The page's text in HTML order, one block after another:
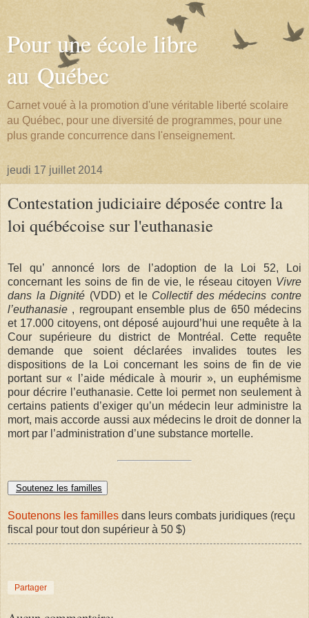
Pour une école libre
au Québec
Carnet voué à la promotion d'une véritable liberté scolaire
au Québec, pour une diversité de programmes, pour une
plus grande concurrence dans l'enseignement.
jeudi 17 juillet 2014
Contestation judiciaire déposée contre la
loi québécoise sur l'euthanasie
Tel qu’ annoncé lors de l’adoption de la Loi 52, Loi
concernant les soins de fin de vie, le réseau citoyen Vivre
dans la Dignité (VDD) et le Collectif des médecins contre
l’euthanasie , regroupant ensemble plus de 650 médecins
et 17.000 citoyens, ont déposé aujourd’hui une requête à la
Cour supérieure du district de Montréal. Cette requête
demande que soient déclarées invalides toutes les
dispositions de la Loi concernant les soins de fin de vie
portant sur « l’aide médicale à mourir », un euphémisme
pour décrire l’euthanasie. Cette loi permet non seulement à
certains patients d’exiger qu’un médecin leur administre la
mort, mais accorde aussi aux médecins le droit de donner la
mort par l’administration d’une substance mortelle.
Soutenez les familles
Soutenons les familles dans leurs combats juridiques (reçu
fiscal pour tout don supérieur à 50 $)
Partager